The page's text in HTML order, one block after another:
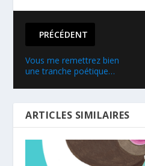
PRÉCÉDENT
Vous me remettrez bien
une tranche poétique…
ARTICLES SIMILAIRES